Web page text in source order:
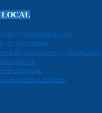
LOCAL
Consiliului Local
de specialitate
de organizare și funcționare
de activitate
de avere și interese